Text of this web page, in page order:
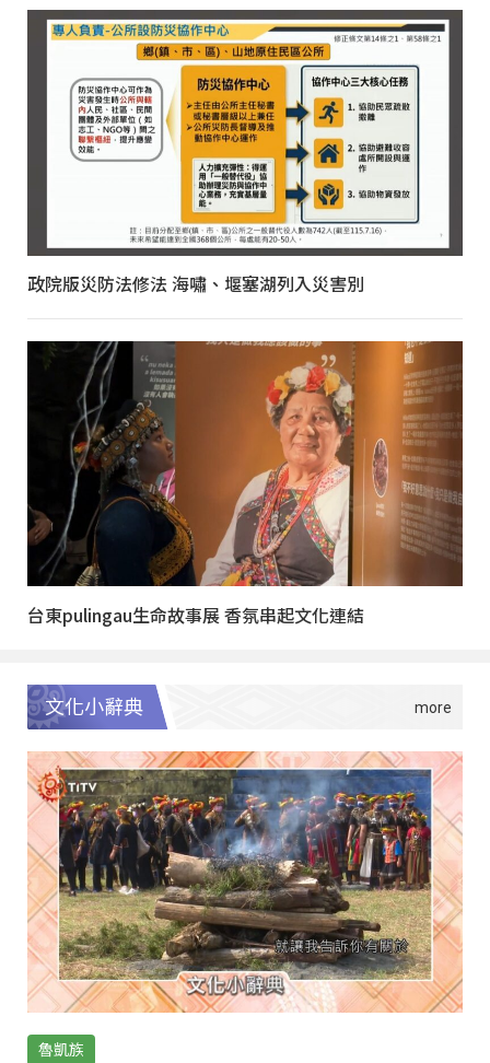
政院版災防法修法 海嘯、堰塞湖列入災害別
台東pulingau生命故事展 香氛串起文化連結
文化小辭典
魯凱族